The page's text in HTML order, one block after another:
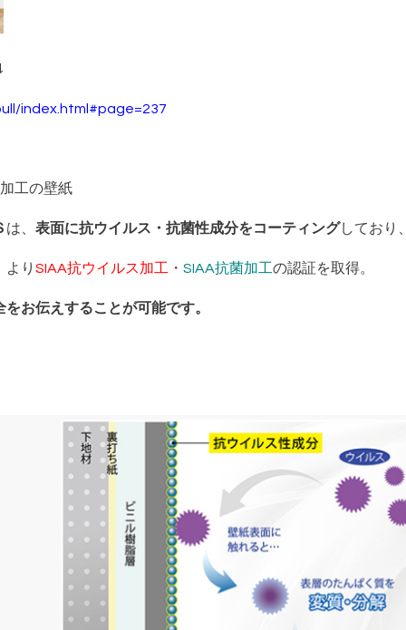
index.html#page=237
工の壁紙
は、 表面に抗ウイルス・抗菌性成分をコーティングしており、
より SIAA抗ウイルス加工 ・ SIAA抗菌加工 の認証を取得。
お伝えすることが可能です。